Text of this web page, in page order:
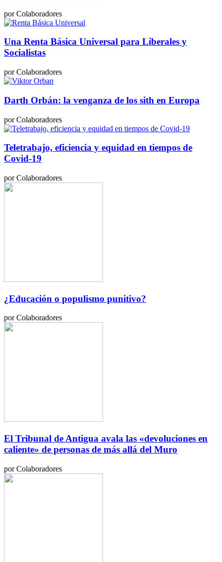
por Colaboradores
Una Renta Básica Universal para Liberales y
Socialistas
por Colaboradores
Darth Orbán: la venganza de los sith en Europa
por Colaboradores
Teletrabajo, eficiencia y equidad en tiempos de
Covid-19
por Colaboradores
¿Educación o populismo punitivo?
por Colaboradores
El Tribunal de Antigua avala las «devoluciones en
caliente» de personas de más allá del Muro
por Colaboradores